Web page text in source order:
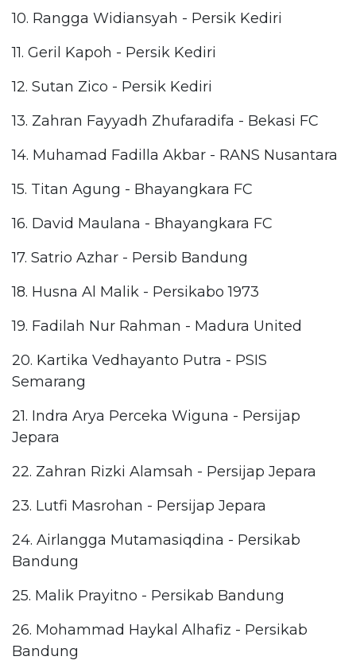
10. Rangga Widiansyah - Persik Kediri
11. Geril Kapoh - Persik Kediri
12. Sutan Zico - Persik Kediri
13. Zahran Fayyadh Zhufaradifa - Bekasi FC
14. Muhamad Fadilla Akbar - RANS Nusantara
15. Titan Agung - Bhayangkara FC
16. David Maulana - Bhayangkara FC
17. Satrio Azhar - Persib Bandung
18. Husna Al Malik - Persikabo 1973
19. Fadilah Nur Rahman - Madura United
20. Kartika Vedhayanto Putra - PSIS
Semarang
21. Indra Arya Perceka Wiguna - Persijap
Jepara
22. Zahran Rizki Alamsah - Persijap Jepara
23. Lutfi Masrohan - Persijap Jepara
24. Airlangga Mutamasiqdina - Persikab
Bandung
25. Malik Prayitno - Persikab Bandung
26. Mohammad Haykal Alhafiz - Persikab
Bandung